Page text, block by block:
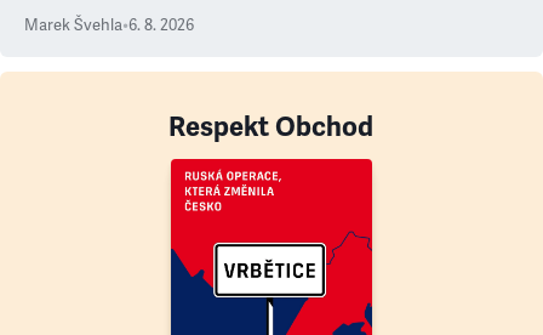
Marek Švehla•6. 8. 2026
Respekt Obchod